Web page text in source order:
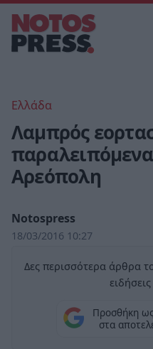
Ελλάδα
Λαμπρός
Αρεόπολη
Notospress
18/03/2016 10:27
Δες περισσότερα άρθρα
Προσθήκη
στα